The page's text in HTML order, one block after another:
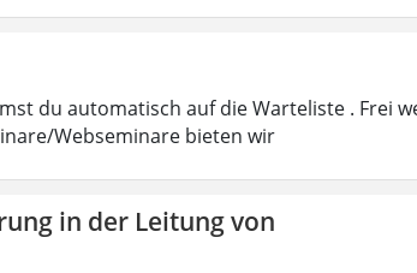
du automatisch auf die Warteliste . Frei
Webseminare bieten wir
in der Leitung von